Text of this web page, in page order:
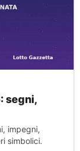
segni,
impegni,
simbolici.